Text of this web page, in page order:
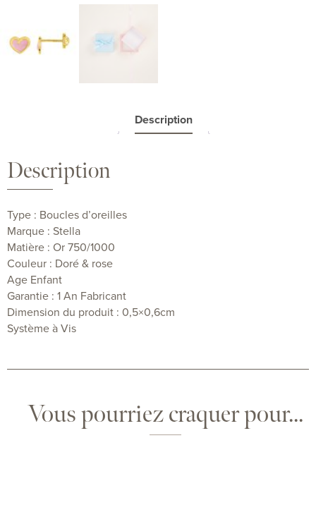
Description
Description
Type : Boucles d’oreilles
Marque : Stella
Matière : Or 750/1000
Couleur : Doré & rose
Age Enfant
Garantie : 1 An Fabricant
Dimension du produit : 0,5×0,6cm
Système à Vis
Vous pourriez craquer pour...